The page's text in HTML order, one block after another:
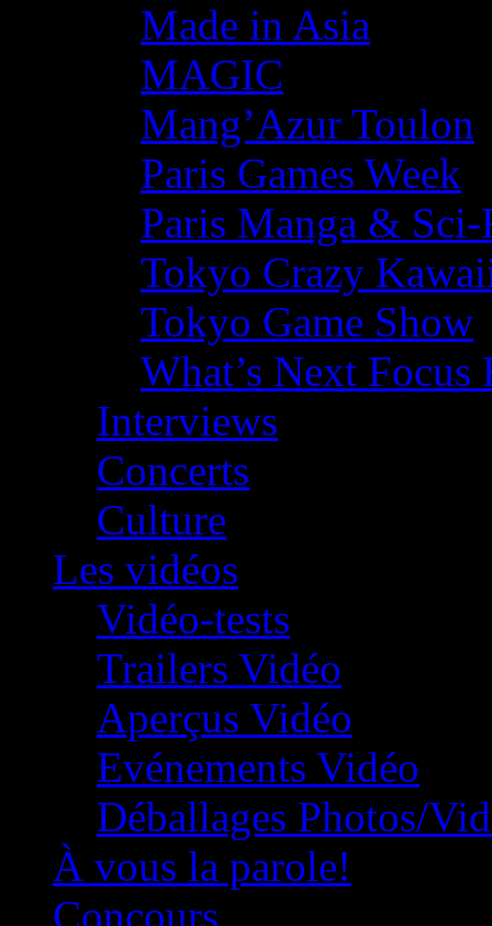
Made in Asia
MAGIC
Mang’Azur Toulon
Paris Games Week
Paris Manga &
Tokyo Crazy
Tokyo Game Show
What’s Next
Interviews
Concerts
Culture
Les vidéos
Vidéo-tests
Trailers Vidéo
Aperçus Vidéo
Evénements Vidéo
Déballages Photos/
À vous la parole!
Concours